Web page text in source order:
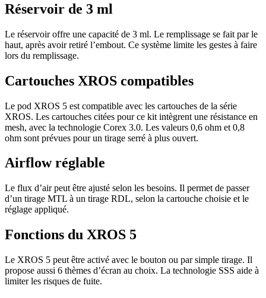
Réservoir de 3 ml
Le réservoir offre une capacité de 3 ml. Le remplissage se fait par le
haut, après avoir retiré l’embout. Ce système limite les gestes à faire
lors du remplissage.
Cartouches XROS compatibles
Le pod XROS 5 est compatible avec les cartouches de la série
XROS. Les cartouches citées pour ce kit intègrent une résistance en
mesh, avec la technologie Corex 3.0. Les valeurs 0,6 ohm et 0,8
ohm sont prévues pour un tirage serré à plus ouvert.
Airflow réglable
Le flux d’air peut être ajusté selon les besoins. Il permet de passer
d’un tirage MTL à un tirage RDL, selon la cartouche choisie et le
réglage appliqué.
Fonctions du XROS 5
Le XROS 5 peut être activé avec le bouton ou par simple tirage. Il
propose aussi 6 thèmes d’écran au choix. La technologie SSS aide à
limiter les risques de fuite.